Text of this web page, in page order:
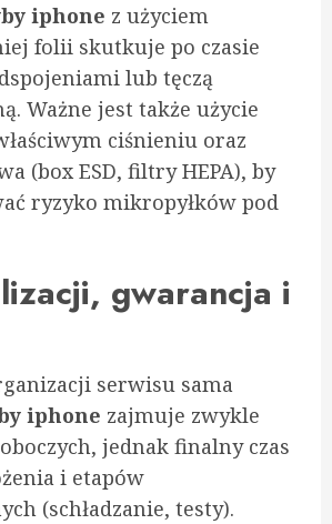
iphone z użyciem
folii skutkuje po czasie
lub tęczą
Ważne jest także użycie
ciśnieniu oraz
(box ESD, filtry HEPA), by
ryzyko mikropyłków pod
gwarancja i
serwisu sama
iphone zajmuje zwykle
jednak finalny czas
i etapów
(schładzanie, testy).